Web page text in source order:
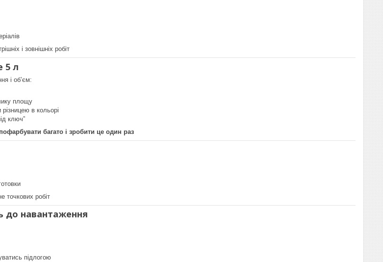
і зовнішніх робіт
5 л
і об’єм:
площу
в кольорі
ключ”
пофарбувати багато і зробити це один раз
точкових робіт
до навантаження
підлогою